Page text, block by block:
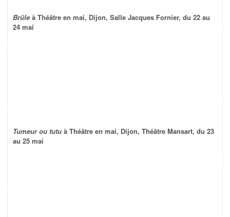
Brûle à Théâtre en mai, Dijon, Salle Jacques Fornier, du 22 au
24 mai
Tumeur ou tutu à Théâtre en mai, Dijon, Théâtre Mansart, du 23
au 25 mai